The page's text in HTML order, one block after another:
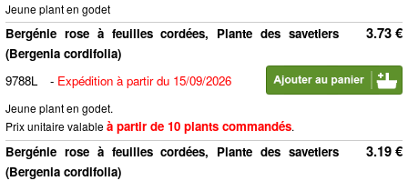
Jeune plant en godet
3.73 €
Bergénie rose à feuilles cordées, Plante des savetiers
(Bergenia cordifolia)
9788L
- Expédition à partir du 15/09/2026
Jeune plant en godet.
Prix unitaire valableà partir de 10 plants commandés.
3.19 €
Bergénie rose à feuilles cordées, Plante des savetiers
(Bergenia cordifolia)